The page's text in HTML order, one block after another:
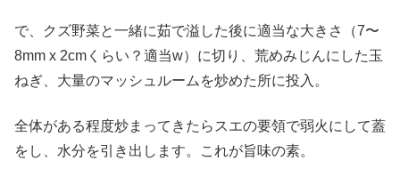
で、クズ野菜と一緒に茹で溢した後に適当な大きさ（7〜
8mm x 2cmくらい？適当w）に切り、荒めみじんにした玉
ねぎ、大量のマッシュルームを炒めた所に投入。
全体がある程度炒まってきたらスエの要領で弱火にして蓋
をし、水分を引き出します。これが旨味の素。